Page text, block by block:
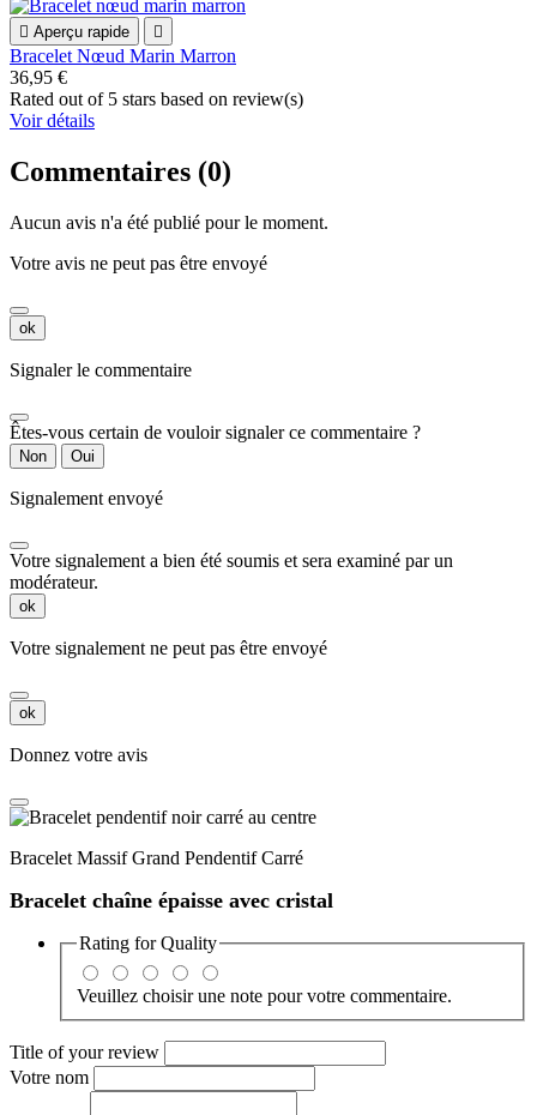
 Aperçu rapide 
Bracelet Nœud Marin Marron
36,95 €
Rated out of 5 stars based on review(s)
Voir détails
Commentaires (0)
Aucun avis n'a été publié pour le moment.
Votre avis ne peut pas être envoyé
ok
Signaler le commentaire
Êtes-vous certain de vouloir signaler ce commentaire ?
Non Oui
Signalement envoyé
Votre signalement a bien été soumis et sera examiné par un
modérateur.
ok
Votre signalement ne peut pas être envoyé
ok
Donnez votre avis
Bracelet Massif Grand Pendentif Carré
Bracelet chaîne épaisse avec cristal
Rating forQuality
Veuillez choisir une note pour votre commentaire.
Title of your review
Votre nom